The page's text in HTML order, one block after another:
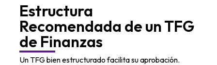
Estructura
Recomendada de un TFG
de Finanzas
Un TFG bien estructurado facilita su aprobación.